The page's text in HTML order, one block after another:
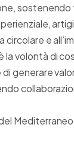
sostenendo
e
la volontà di
generare